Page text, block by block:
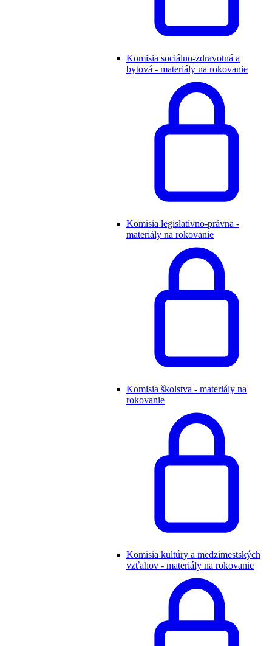
Komisia sociálno-zdravotná a
bytová - materiály na rokovanie
Komisia legislatívno-právna -
materiály na rokovanie
Komisia školstva - materiály na
rokovanie
Komisia kultúry a medzimestských
vzťahov - materiály na rokovanie